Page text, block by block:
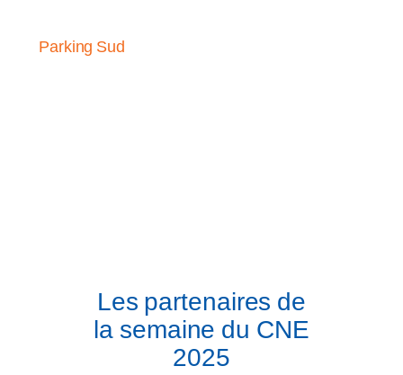
Parking Sud
Les partenaires de
la semaine du CNE
2025